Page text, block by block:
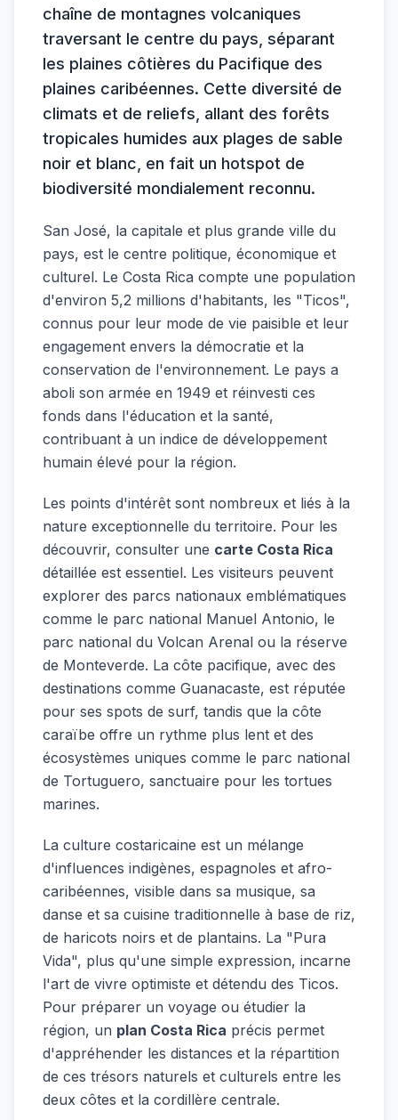
chaîne de montagnes volcaniques
traversant le centre du pays, séparant
les plaines côtières du Pacifique des
plaines caribéennes. Cette diversité de
climats et de reliefs, allant des forêts
tropicales humides aux plages de sable
noir et blanc, en fait un hotspot de
biodiversité mondialement reconnu.
San José, la capitale et plus grande ville du
pays, est le centre politique, économique et
culturel. Le Costa Rica compte une population
d'environ 5,2 millions d'habitants, les "Ticos",
connus pour leur mode de vie paisible et leur
engagement envers la démocratie et la
conservation de l'environnement. Le pays a
aboli son armée en 1949 et réinvesti ces
fonds dans l'éducation et la santé,
contribuant à un indice de développement
humain élevé pour la région.
Les points d'intérêt sont nombreux et liés à la
nature exceptionnelle du territoire. Pour les
découvrir, consulter une carte Costa Rica
détaillée est essentiel. Les visiteurs peuvent
explorer des parcs nationaux emblématiques
comme le parc national Manuel Antonio, le
parc national du Volcan Arenal ou la réserve
de Monteverde. La côte pacifique, avec des
destinations comme Guanacaste, est réputée
pour ses spots de surf, tandis que la côte
caraïbe offre un rythme plus lent et des
écosystèmes uniques comme le parc national
de Tortuguero, sanctuaire pour les tortues
marines.
La culture costaricaine est un mélange
d'influences indigènes, espagnoles et afro-
caribéennes, visible dans sa musique, sa
danse et sa cuisine traditionnelle à base de riz,
de haricots noirs et de plantains. La "Pura
Vida", plus qu'une simple expression, incarne
l'art de vivre optimiste et détendu des Ticos.
Pour préparer un voyage ou étudier la
région, un plan Costa Rica précis permet
d'appréhender les distances et la répartition
de ces trésors naturels et culturels entre les
deux côtes et la cordillère centrale.